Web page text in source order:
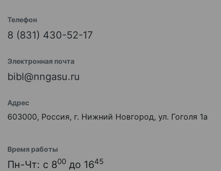
Телефон
8 (831) 430-52-17
Электронная почта
bibl@nngasu.ru
Адрес
603000, Россия, г. Нижний Новгород, ул. Гоголя 1а
Время работы
Пн-Чт: с 800 до 1645